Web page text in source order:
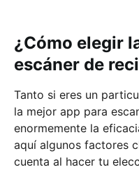
¿Cómo elegir
escáner de
Tanto si eres un
la mejor app para
enormemente la
aquí algunos factores
cuenta al hacer tu